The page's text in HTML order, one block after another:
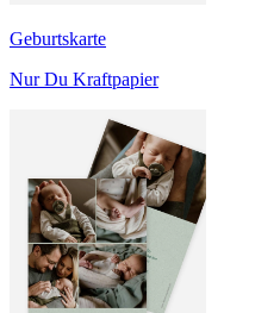
Geburtskarte
Nur Du Kraftpapier